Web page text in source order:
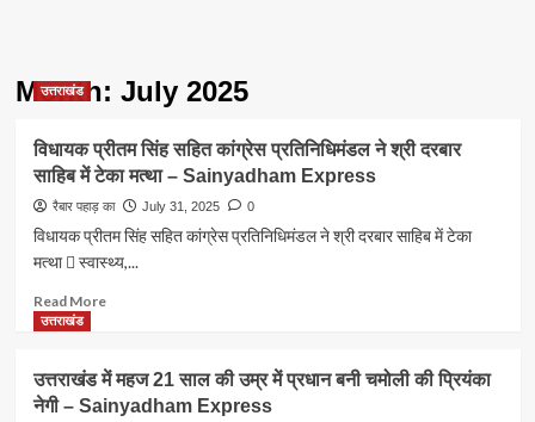
Month: July 2025
उत्तराखंड
विधायक प्रीतम सिंह सहित कांग्रेस प्रतिनिधिमंडल ने श्री दरबार
साहिब में टेका मत्था – Sainyadham Express
रैबार पहाड़ का July 31, 2025 0
विधायक प्रीतम सिंह सहित कांग्रेस प्रतिनिधिमंडल ने श्री दरबार साहिब में टेका
मत्था  स्वास्थ्य,...
Read MoreRead
विधायक
प्रीतम
सिंह
उत्तराखंड
उत्तराखंड में महज 21 साल की उम्र में प्रधान बनी चमोली की प्रियंका
नेगी – Sainyadham Express